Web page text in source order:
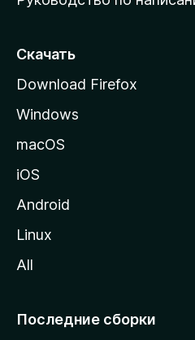
ю
т
а
н
у
M
i
l
Скачать
Download Firefox
Windows
macOS
iOS
Android
Linux
All
Последние сборки